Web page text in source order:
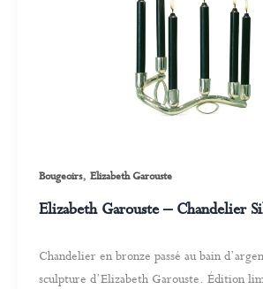
Bougeoirs, Elizabeth Garouste
Elizabeth Garouste – Chandelier
Chandelier en bronze passé au bain
sculpture d’Elizabeth Garouste. Édition